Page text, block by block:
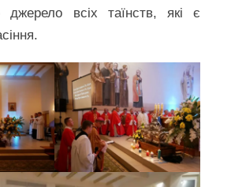
всіх таїнств, які є